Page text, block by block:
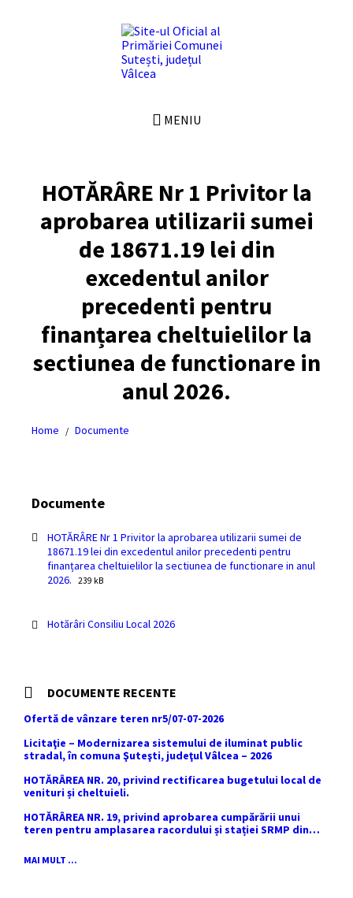
MENIU
HOTĂRÂRE Nr 1 Privitor la
aprobarea utilizarii sumei
de 18671.19 lei din
excedentul anilor
precedenti pentru
finanțarea cheltuielilor la
sectiunea de functionare in
anul 2026.
Home / Documente
Documente
HOTĂRÂRE Nr 1 Privitor la aprobarea utilizarii sumei de
18671.19 lei din excedentul anilor precedenti pentru
finanțarea cheltuielilor la sectiunea de functionare in anul
2026. File
File
239 kB
Hotărâri Consiliu Local 2026
DOCUMENTE RECENTE
Ofertă de vânzare teren nr5/07-07-2026
Licitaţie – Modernizarea sistemului de iluminat public
stradal, în comuna Şuteşti, judeţul Vâlcea – 2026
HOTĂRÂREA NR. 20, privind rectificarea bugetului local de
venituri și cheltuieli.
HOTĂRÂREA NR. 19, privind aprobarea cumpărării unui
teren pentru amplasarea racordului și stației SRMP din
comuna Sutești.
MAI MULT ...